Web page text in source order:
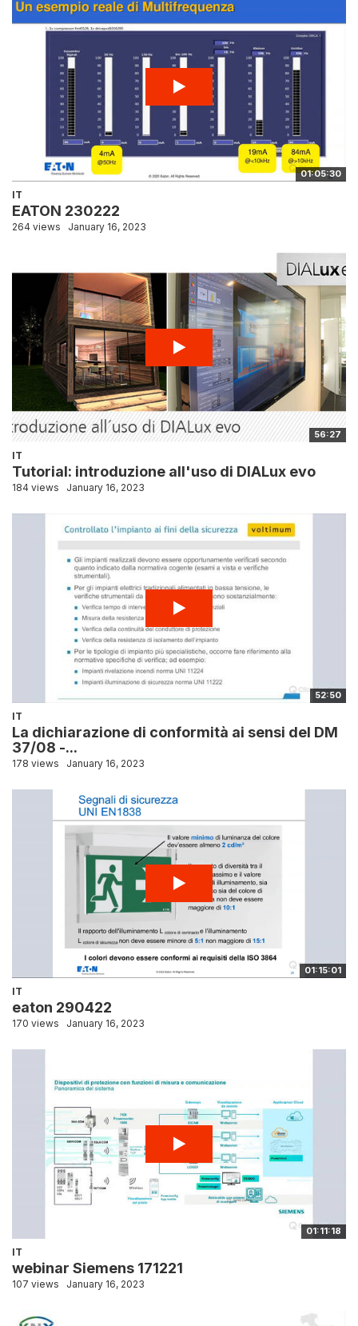
01:05:30
IT
EATON 230222
264 views January 16, 2023
56:27
IT
Tutorial: introduzione all'uso di DIALux evo
184 views January 16, 2023
52:50
IT
La dichiarazione di conformità ai sensi del DM
37/08 -...
178 views January 16, 2023
01:15:01
IT
eaton 290422
170 views January 16, 2023
01:11:18
IT
webinar Siemens 171221
107 views January 16, 2023